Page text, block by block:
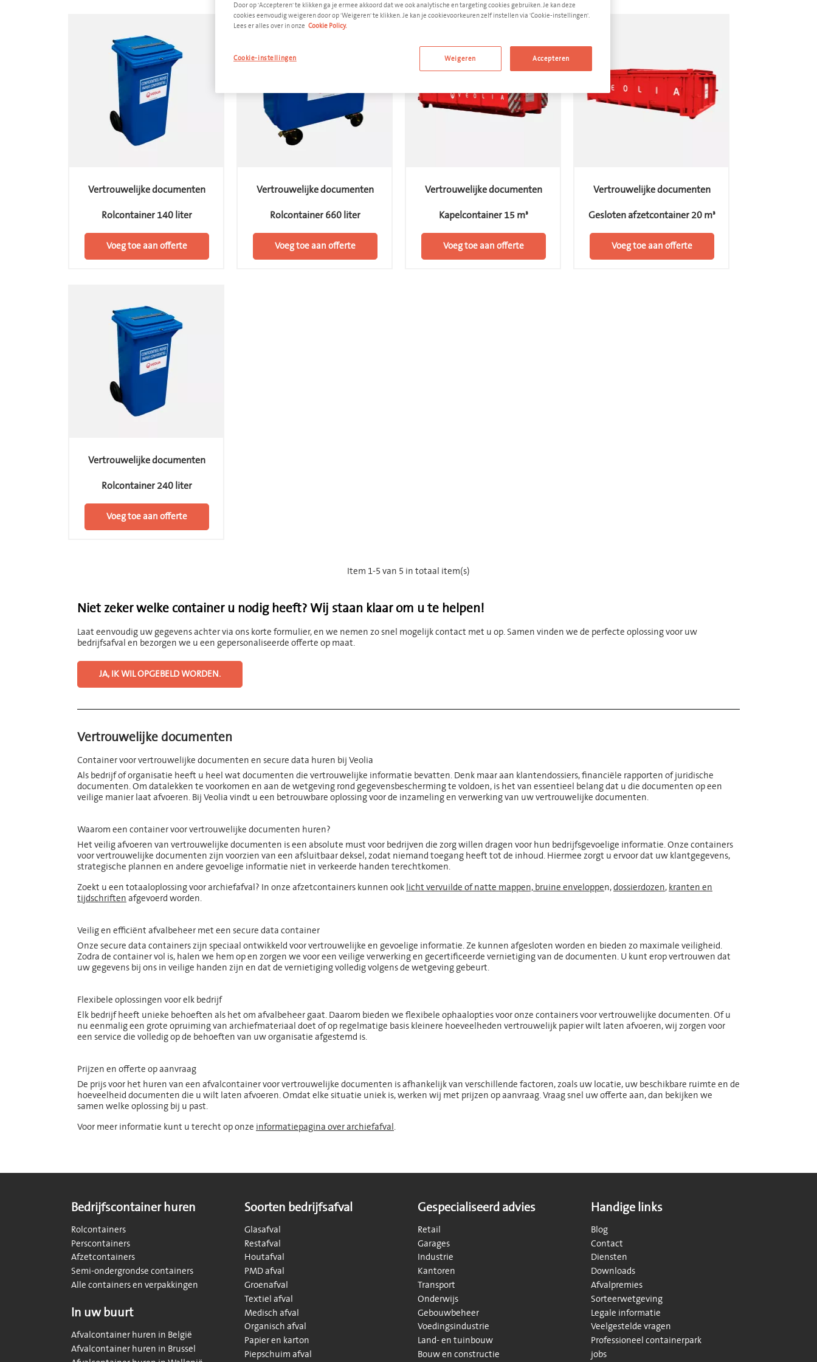
Vertrouwelijke documenten
Rolcontainer 140 liter
Voeg toe aan offerte
Vertrouwelijke documenten
Rolcontainer 660 liter
Voeg toe aan offerte
Vertrouwelijke documenten
Kapelcontainer 15 m³
Voeg toe aan offerte
Vertrouwelijke documenten
Gesloten afzetcontainer 20 m³
Voeg toe aan offerte
Vertrouwelijke documenten
Rolcontainer 240 liter
Voeg toe aan offerte
Item 1-5 van 5 in totaal item(s)
Niet zeker welke container u nodig heeft? Wij staan klaar om u te helpen!
Laat eenvoudig uw gegevens achter via ons korte formulier, en we nemen zo snel mogelijk contact met u op. Samen vinden we de perfecte oplossing voor uw
bedrijfsafval en bezorgen we u een gepersonaliseerde offerte op maat.
JA, IK WIL OPGEBELD WORDEN.
Vertrouwelijke documenten
Container voor vertrouwelijke documenten en secure data huren bij Veolia
Als bedrijf of organisatie heeft u heel wat documenten die vertrouwelijke informatie bevatten. Denk maar aan klantendossiers, financiële rapporten of juridische
documenten. Om datalekken te voorkomen en aan de wetgeving rond gegevensbescherming te voldoen, is het van essentieel belang dat u die documenten op een
veilige manier laat afvoeren. Bij Veolia vindt u een betrouwbare oplossing voor de inzameling en verwerking van uw vertrouwelijke documenten.
Waarom een container voor vertrouwelijke documenten huren?
Het veilig afvoeren van vertrouwelijke documenten is een absolute must voor bedrijven die zorg willen dragen voor hun bedrijfsgevoelige informatie. Onze containers
voor vertrouwelijke documenten zijn voorzien van een afsluitbaar deksel, zodat niemand toegang heeft tot de inhoud. Hiermee zorgt u ervoor dat uw klantgegevens,
strategische plannen en andere gevoelige informatie niet in verkeerde handen terechtkomen.
Zoekt u een totaaloplossing voor archiefafval? In onze afzetcontainers kunnen ooklicht vervuilde of natte mappen, bruine enveloppen,dossierdozen,kranten en
tijdschriftenafgevoerd worden.
Veilig en efficiënt afvalbeheer met een secure data container
Onze secure data containers zijn speciaal ontwikkeld voor vertrouwelijke en gevoelige informatie. Ze kunnen afgesloten worden en bieden zo maximale veiligheid.
Zodra de container vol is, halen we hem op en zorgen we voor een veilige verwerking en gecertificeerde vernietiging van de documenten. U kunt erop vertrouwen dat
uw gegevens bij ons in veilige handen zijn en dat de vernietiging volledig volgens de wetgeving gebeurt.
Flexibele oplossingen voor elk bedrijf
Elk bedrijf heeft unieke behoeften als het om afvalbeheer gaat. Daarom bieden we flexibele ophaalopties voor onze containers voor vertrouwelijke documenten. Of u
nu eenmalig een grote opruiming van archiefmateriaal doet of op regelmatige basis kleinere hoeveelheden vertrouwelijk papier wilt laten afvoeren, wij zorgen voor
een service die volledig op de behoeften van uw organisatie afgestemd is.
Prijzen en offerte op aanvraag
De prijs voor het huren van een afvalcontainer voor vertrouwelijke documenten is afhankelijk van verschillende factoren, zoals uw locatie, uw beschikbare ruimte en de
hoeveelheid documenten die u wilt laten afvoeren. Omdat elke situatie uniek is, werken wij met prijzen op aanvraag. Vraag snel uw offerte aan, dan bekijken we
samen welke oplossing bij u past.
Voor meer informatie kunt u terecht op onze informatiepagina over archiefafval.
Bedrijfscontainer huren
Rolcontainers
Perscontainers
Afzetcontainers
Semi-ondergrondse containers
Alle containers en verpakkingen
In uw buurt
Afvalcontainer huren in België
Afvalcontainer huren in Brussel
Soorten bedrijfsafval
Glasafval
Restafval
Houtafval
PMD afval
Groenafval
Textiel afval
Medisch afval
Organisch afval
Papier en karton
Piepschuim afval
Gespecialiseerd advies
Retail
Garages
Industrie
Kantoren
Transport
Onderwijs
Gebouwbeheer
Voedingsindustrie
Land- en tuinbouw
Bouw en constructie
Handige links
Blog
Contact
Diensten
Downloads
Afvalpremies
Sorteerwetgeving
Legale informatie
Veelgestelde vragen
Professioneel containerpark
jobs
Door op 'Accepteren' te klikken ga je ermee akkoord dat we ook analytische en targeting cookies gebruiken. Je kan deze
cookies eenvoudig weigeren door op 'Weigeren' te klikken. Je kan je cookievoorkeuren zelf instellen via 'Cookie-instellingen'.
Lees er alles over in onze Cookie Policy.
Cookie-instellingen Weigeren Accepteren